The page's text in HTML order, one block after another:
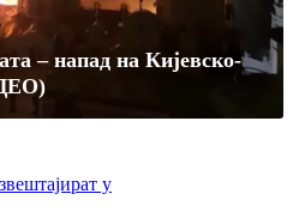
– напад на Кијевско-
рат у